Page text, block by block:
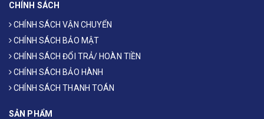
CHÍNH SÁCH
CHÍNH SÁCH VẬN CHUYỂN
CHÍNH SÁCH BẢO MẬT
CHÍNH SÁCH ĐỔI TRẢ/ HOÀN TIỀN
CHÍNH SÁCH BẢO HÀNH
CHÍNH SÁCH THANH TOÁN
SẢN PHẨM